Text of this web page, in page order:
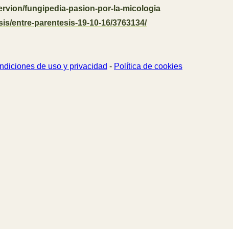
fungipedia-pasion-por-la-micologia
entre-parentesis-19-10-16/3763134/
de uso y privacidad - Política de cookies